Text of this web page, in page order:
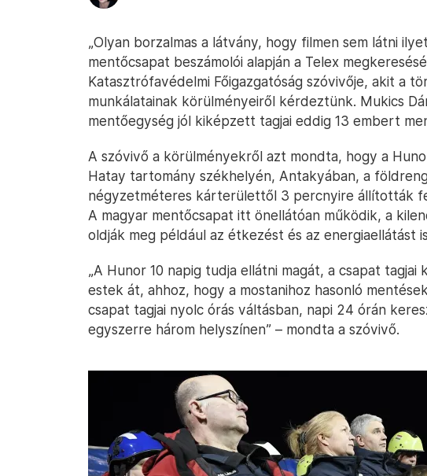
„Olyan borzalmas a látvány, hogy filmen sem látni
mentőcsapat beszámolói alapján a Telex
Katasztrófavédelmi Főigazgatóság szóvivője, akit a
munkálatainak körülményeiről kérdeztünk. Mukics
mentőegység jól kiképzett tagjai eddig 13 embert
A szóvivő a körülményekről azt mondta, hogy a
Hatay tartomány székhelyén, Antakyában, a
négyzetméteres kárterülettől 3 percnyire állították
A magyar mentőcsapat itt önellátóan működik, a
oldják meg például az étkezést és az energiaellátást
„A Hunor 10 napig tudja ellátni magát, a csapat
estek át, ahhoz, hogy a mostanihoz hasonló
csapat tagjai nyolc órás váltásban, napi 24 órán
egyszerre három helyszínen” – mondta a szóvivő.